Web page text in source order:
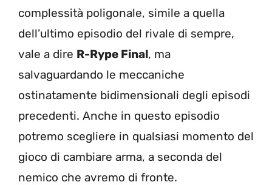
complessità poligonale, simile a quella
dell’ultimo episodio del rivale di sempre,
vale a dire R-Rype Final, ma
salvaguardando le meccaniche
ostinatamente bidimensionali degli episodi
precedenti. Anche in questo episodio
potremo scegliere in qualsiasi momento del
gioco di cambiare arma, a seconda del
nemico che avremo di fronte.